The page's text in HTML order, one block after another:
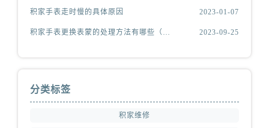
积家手表走时慢的具体原因 2023-01-07
2023-09-25
分类标签
积家维修